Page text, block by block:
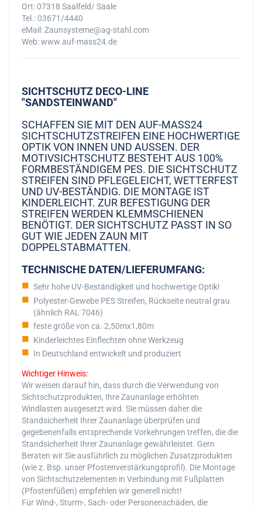
Ort: 07318 Saalfeld/ Saale
Tel.: 03671/4440
eMail: Zaunsysteme@ag-stahl.com
Web: www.auf-mass24.de
SICHTSCHUTZ DECO-LINE
"SANDSTEINWAND"
SCHAFFEN SIE MIT DEN AUF-MASS24
SICHTSCHUTZSTREIFEN EINE HOCHWERTIGE
OPTIK VON INNEN UND AUSSEN. DER M
OTIVSICHTSCHUTZ BESTEHT AUS 100% F
ORMBESTÄNDIGEM PES. DIE SICHTSCHUTZ S
TREIFEN SIND PFLEGELEICHT, WETTERFEST U
ND UV-BESTÄNDIG. DIE MONTAGE IST K
INDERLEICHT. ZUR BEFESTIGUNG DER S
TREIFEN WERDEN KLEMMSCHIENEN B
ENÖTIGT. DER SICHTSCHUTZ PASST IN SO G
UT WIE JEDEN ZAUN MIT D
OPPELSTABMATTEN.
TECHNISCHE DATEN/LIEFERUMFANG:
Sehr hohe UV-Beständigkeit und hochwertige Optik!
Polyester-Gewebe PES Streifen, Rückseite neutral grau
(ähnlich RAL 7046)
feste größe von ca. 2,50mx1,80m
Kinderleichtes Einflechten ohne Werkzeug
In Deutschland entwickelt und produziert
Wichtiger Hinweis:
Wir weisen darauf hin, dass durch die Verwendung von
Sichtschutzprodukten, Ihre Zaunanlage erhöhten
Windlasten ausgesetzt wird. Sie müssen daher die
Standsicherheit Ihrer Zaunanlage überprüfen und
gegebenenfalls entsprechende Vorkehrungen treffen, die die
Standsicherheit Ihrer Zaunanlage gewährleistet. Gern
Beraten wir Sie ausführlich zu möglichen Zusatzprodukten
(wie z. Bsp. unser Pfostenverstärkungsprofil). Die Montage
von Sichtschutzelementen in Verbindung mit Fußplatten
(Pfostenfüßen) empfehlen wir generell nicht!
Für Wind-, Sturm-, Sach- oder Personenschäden, die